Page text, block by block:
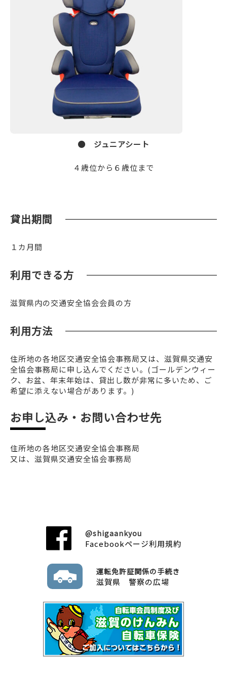
● ジュニアシート
４歳位から６歳位まで
貸出期間
１カ月間
利用できる方
滋賀県内の交通安全協会会員の方
利用方法
住所地の各地区交通安全協会事務局又は、滋賀県交通安
全協会事務局に申し込んでください。(ゴールデンウィー
ク、お盆、年末年始は、貸出し数が非常に多いため、ご
希望に添えない場合があります。)
お申し込み・お問い合わせ先
住所地の各地区交通安全協会事務局
又は、滋賀県交通安全協会事務局
@shigaankyou
Facebookページ利用規約
運転免許証関係の手続き
滋賀県 警察の広場